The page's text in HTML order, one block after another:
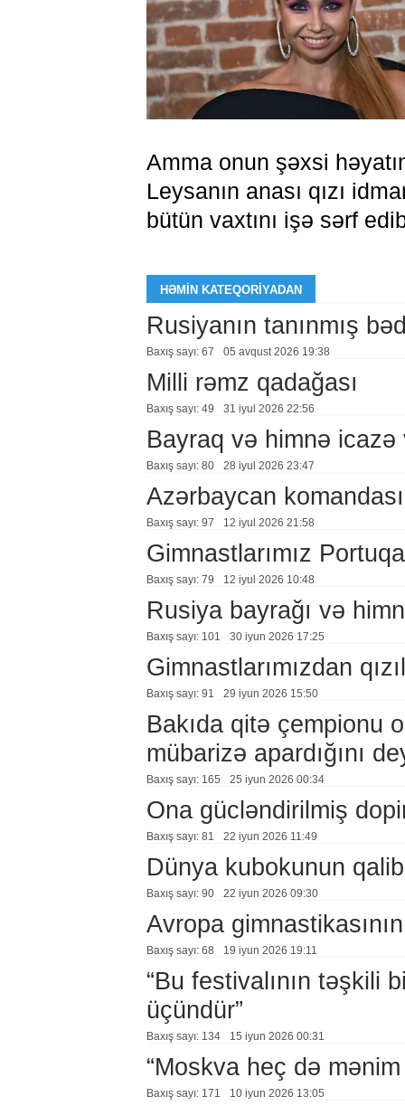
Amma onun şəxsi
Leysanın anası qızı
bütün vaxtını işə sərf
HƏMIN KATEQORIYADAN
Rusiyanın tanınmış
Baxış sayı: 67 05 avqust 2026 19:38
Milli rəmz qadağası
Baxış sayı: 49 31 i̇yul 2026 22:56
Bayraq və himnə icazə
Baxış sayı: 80 28 i̇yul 2026 23:47
Azərbaycan
Baxış sayı: 97 12 i̇yul 2026 21:58
Gimnastlarımız
Baxış sayı: 79 12 i̇yul 2026 10:48
Rusiya bayrağı və
Baxış sayı: 101 30 i̇yun 2026 17:25
Gimnastlarımızdan
Baxış sayı: 91 29 i̇yun 2026 15:50
Bakıda qitə çempionu
mübarizə apardığını
Baxış sayı: 165 25 i̇yun 2026 00:34
Ona gücləndirilmiş
Baxış sayı: 81 22 i̇yun 2026 11:49
Dünya kubokunun
Baxış sayı: 90 22 i̇yun 2026 09:30
Avropa
Baxış sayı: 68 19 i̇yun 2026 19:11
“Bu festivalının təşkili
üçündür”
Baxış sayı: 134 15 i̇yun 2026 00:31
“Moskva heç də
Baxış sayı: 171 10 i̇yun 2026 13:05